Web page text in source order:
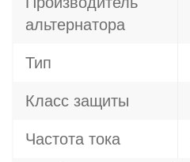
альтернатора
Тип
Класс защиты
Частота тока